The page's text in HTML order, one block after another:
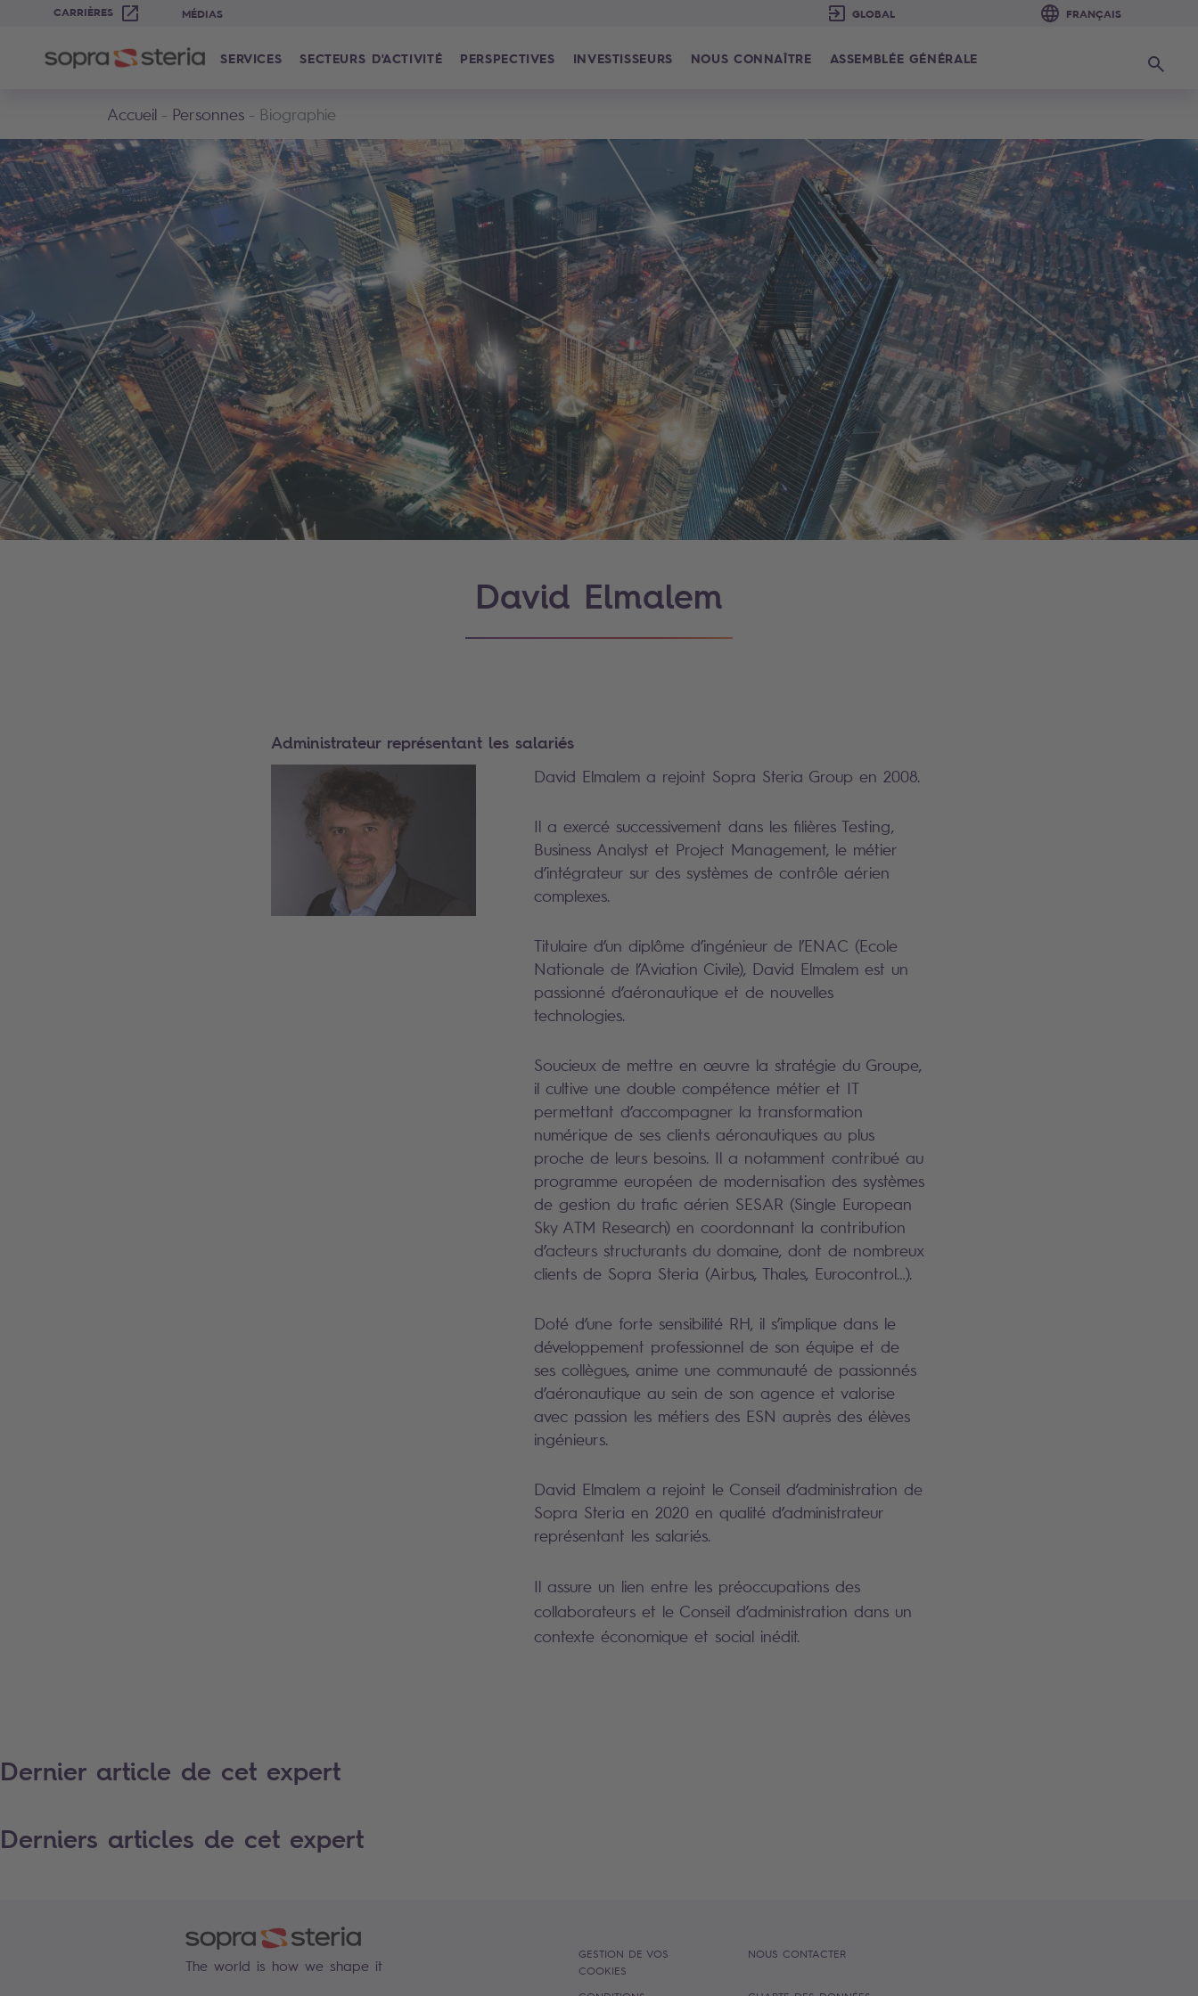
CARRIÈRES MÉDIAS
SERVICES SECTEURS D'ACTIVITÉ PERSPECTIVES INVESTISSEURS NOUS CONNAÎTRE ASSEMBLÉE GÉNÉRALE
Accueil Personnes Biographie
David Elmalem
Administrateur représentant les salariés
David Elmalem a rejoint Sopra Steria Group en 2008.
Il a exercé successivement dans les filières Testing,
Business Analyst et Project Management, le métier
d’intégrateur sur des systèmes de contrôle aérien
complexes.
Titulaire d’un diplôme d’ingénieur de l’ENAC (Ecole
Nationale de l’Aviation Civile), David Elmalem est un
passionné d’aéronautique et de nouvelles
technologies.
Soucieux de mettre en œuvre la stratégie du Groupe,
il cultive une double compétence métier et IT
permettant d’accompagner la transformation
numérique de ses clients aéronautiques au plus
proche de leurs besoins. Il a notamment contribué au
programme européen de modernisation des systèmes
de gestion du trafic aérien SESAR (Single European
Sky ATM Research) en coordonnant la contribution
d’acteurs structurants du domaine, dont de nombreux
clients de Sopra Steria (Airbus, Thales, Eurocontrol…).
Doté d’une forte sensibilité RH, il s’implique dans le
développement professionnel de son équipe et de
ses collègues, anime une communauté de passionnés
d’aéronautique au sein de son agence et valorise
avec passion les métiers des ESN auprès des élèves
ingénieurs.
David Elmalem a rejoint le Conseil d’administration de
Sopra Steria en 2020 en qualité d’administrateur
représentant les salariés.
Il assure un lien entre les préoccupations des
collaborateurs et le Conseil d’administration dans un
contexte économique et social inédit.
Dernier article de cet expert
Derniers articles de cet expert
The world is how we shape it
GESTION DE VOS
COOKIES
NOUS CONTACTER